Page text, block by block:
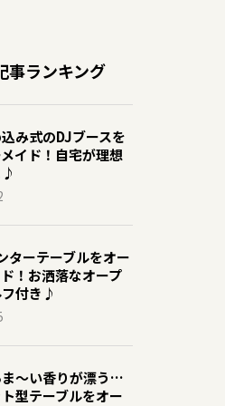
事ランキング
み式のDJブースを
イド！自宅が理想
♪
ターテーブルをオー
！お洒落なオープ
付き♪
ま〜い香りが漂う…
型テーブルをオー